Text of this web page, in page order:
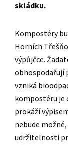
skládku.
Kompostéry
Horních
výpůjčce.
obhospodařují
vzniká
kompostéru je
prokáží
nebude
udržitelnosti